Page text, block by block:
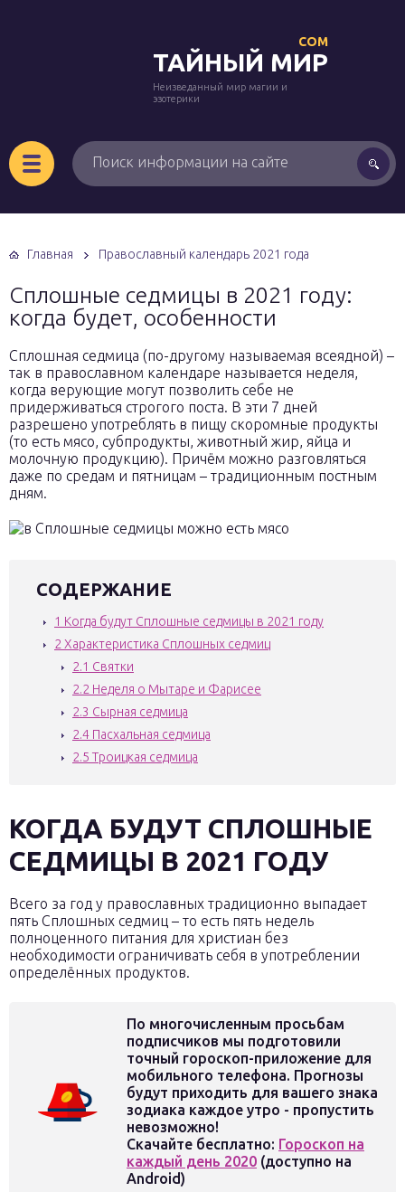
ТАЙНЫЙ МИР
COM
Неизведанный мир магии и
эзотерики
Главная Православный календарь 2021 года
Сплошные седмицы в 2021 году:
когда будет, особенности
Сплошная седмица (по-другому называемая всеядной) –
так в православном календаре называется неделя,
когда верующие могут позволить себе не
придерживаться строгого поста. В эти 7 дней
разрешено употреблять в пищу скоромные продукты
(то есть мясо, субпродукты, животный жир, яйца и
молочную продукцию). Причём можно разговляться
даже по средам и пятницам – традиционным постным
дням.
СОДЕРЖАНИЕ
1 Когда будут Сплошные седмицы в 2021 году
2 Характеристика Сплошных седмиц
2.1 Святки
2.2 Неделя о Мытаре и Фарисее
2.3 Сырная седмица
2.4 Пасхальная седмица
2.5 Троицкая седмица
КОГДА БУДУТ СПЛОШНЫЕ
СЕДМИЦЫ В 2021 ГОДУ
Всего за год у православных традиционно выпадает
пять Сплошных седмиц – то есть пять недель
полноценного питания для христиан без
необходимости ограничивать себя в употреблении
определённых продуктов.
По многочисленным просьбам
подписчиков мы подготовили
точный гороскоп-приложение для
мобильного телефона. Прогнозы
будут приходить для вашего знака
зодиака каждое утро - пропустить
невозможно!
Скачайте бесплатно: Гороскоп на
каждый день 2020 (доступно на
Android)